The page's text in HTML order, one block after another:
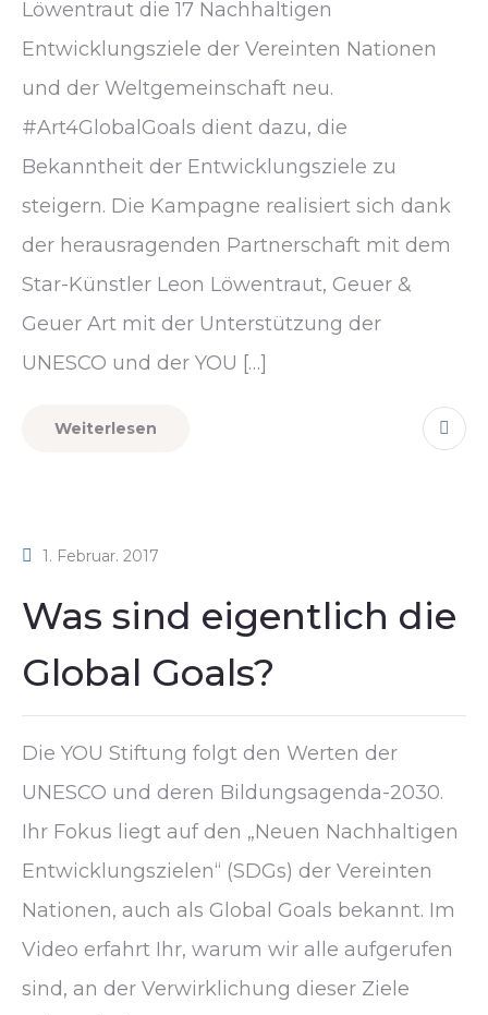
Löwentraut die 17 Nachhaltigen
Entwicklungsziele der Vereinten Nationen
und der Weltgemeinschaft neu.
#Art4GlobalGoals dient dazu, die
Bekanntheit der Entwicklungsziele zu
steigern. Die Kampagne realisiert sich dank
der herausragenden Partnerschaft mit dem
Star-Künstler Leon Löwentraut, Geuer &
Geuer Art mit der Unterstützung der
UNESCO und der YOU […]
Weiterlesen
1. Februar. 2017
Was sind eigentlich die
Global Goals?
Die YOU Stiftung folgt den Werten der
UNESCO und deren Bildungsagenda-2030.
Ihr Fokus liegt auf den „Neuen Nachhaltigen
Entwicklungszielen“ (SDGs) der Vereinten
Nationen, auch als Global Goals bekannt. Im
Video erfahrt Ihr, warum wir alle aufgerufen
sind, an der Verwirklichung dieser Ziele